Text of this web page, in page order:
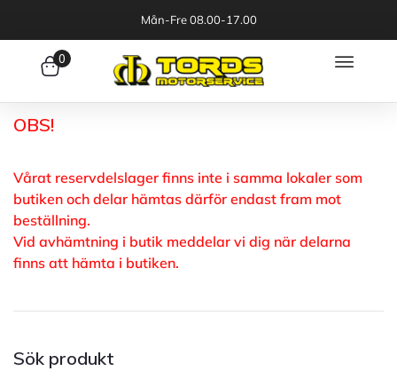
Mån-Fre 08.00-17.00
0
OBS!
Vårat reservdelslager finns inte i samma lokaler som
butiken och delar hämtas därför endast fram mot
beställning.
Vid avhämtning i butik meddelar vi dig när delarna
finns att hämta i butiken.
Sök produkt